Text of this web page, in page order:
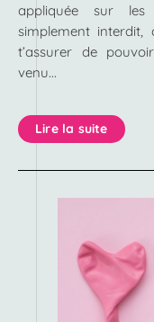
appliquée sur les
simplement
t’assurer de
venu...
Lire la suite